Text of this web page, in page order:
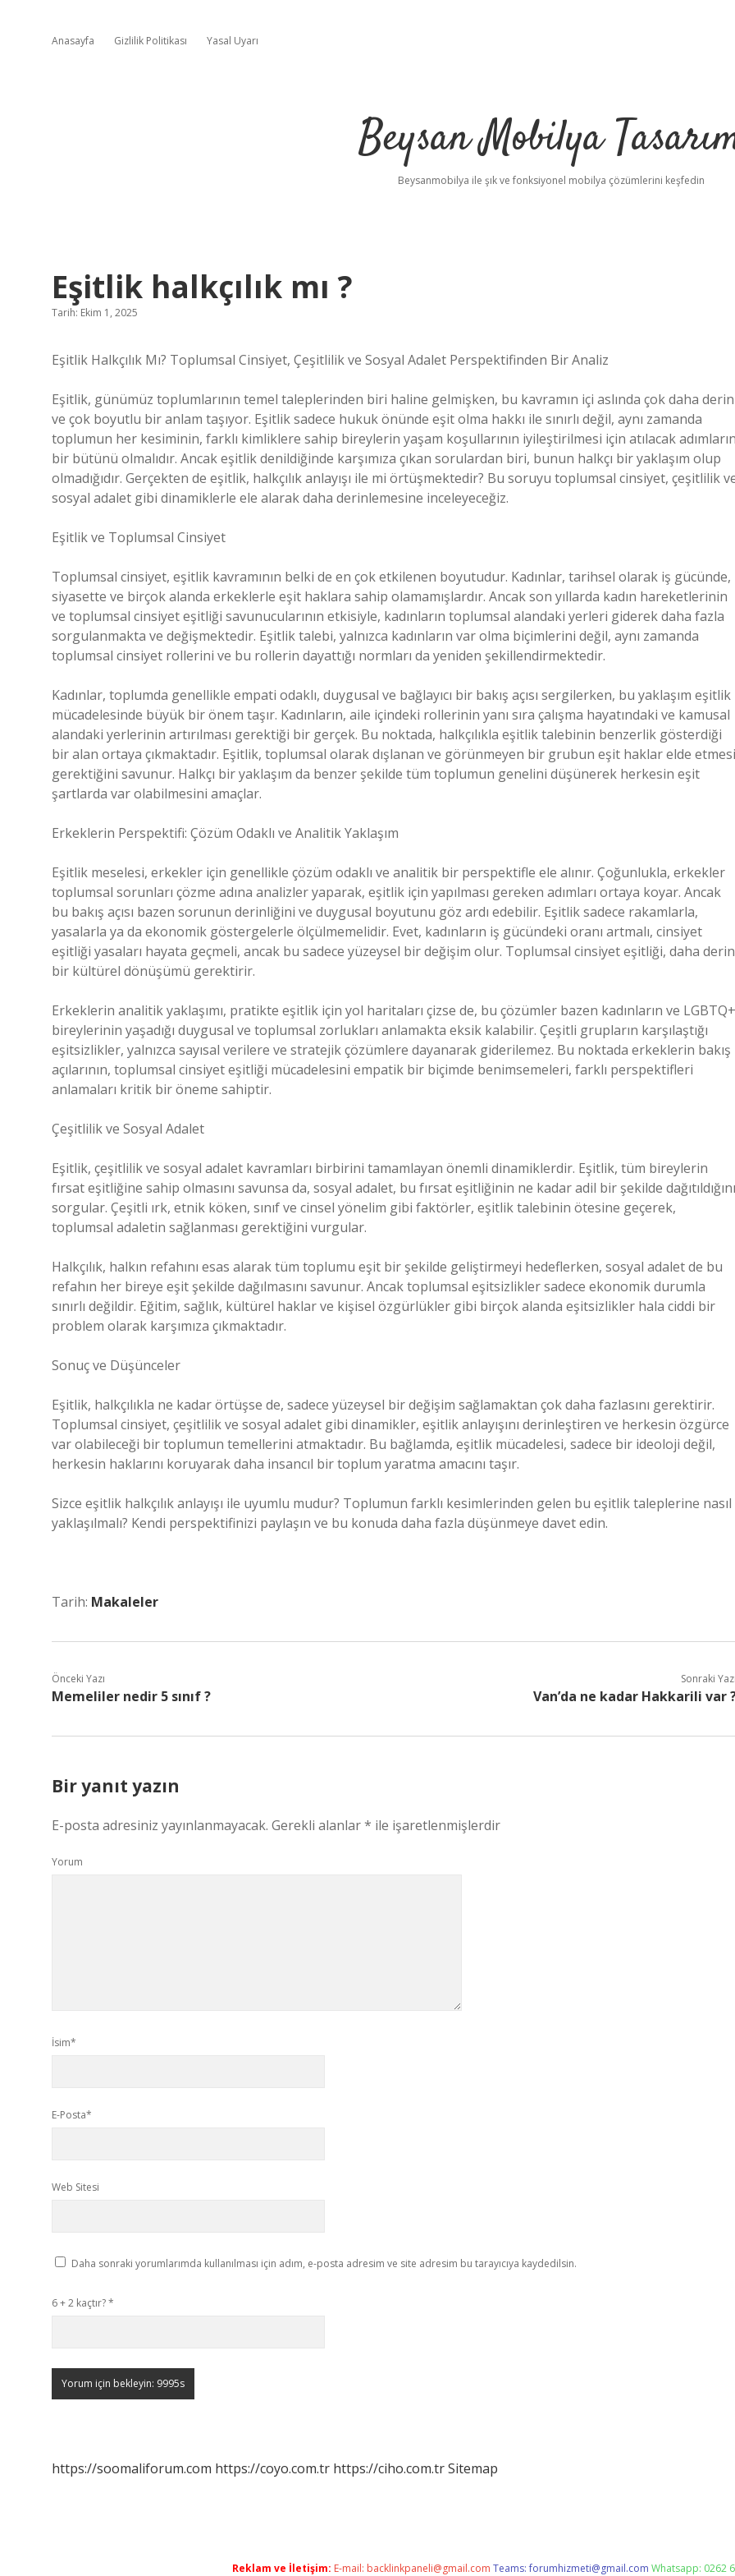
Anasayfa Gizlilik Politikası Yasal Uyarı
Beysan Mobilya
Beysanmobilya ile şık ve fonksiyonel mobilya çözümlerini keşfedin
Eşitlik halkçılık mı ?
Tarih: Ekim 1, 2025
Eşitlik Halkçılık Mı? Toplumsal Cinsiyet, Çeşitlilik ve Sosyal Adalet Perspektifinden Bir Analiz
Eşitlik, günümüz toplumlarının temel taleplerinden biri haline gelmişken, bu kavramın içi aslında çok daha derin
ve çok boyutlu bir anlam taşıyor. Eşitlik sadece hukuk önünde eşit olma hakkı ile sınırlı değil, aynı zamanda
toplumun her kesiminin, farklı kimliklere sahip bireylerin yaşam koşullarının iyileştirilmesi için atılacak
bir bütünü olmalıdır. Ancak eşitlik denildiğinde karşımıza çıkan sorulardan biri, bunun halkçı bir yaklaşım olup
olmadığıdır. Gerçekten de eşitlik, halkçılık anlayışı ile mi örtüşmektedir? Bu soruyu toplumsal cinsiyet, çeşitlilik
sosyal adalet gibi dinamiklerle ele alarak daha derinlemesine inceleyeceğiz.
Eşitlik ve Toplumsal Cinsiyet
Toplumsal cinsiyet, eşitlik kavramının belki de en çok etkilenen boyutudur. Kadınlar, tarihsel olarak iş gücünde,
siyasette ve birçok alanda erkeklerle eşit haklara sahip olamamışlardır. Ancak son yıllarda kadın hareketlerinin
ve toplumsal cinsiyet eşitliği savunucularının etkisiyle, kadınların toplumsal alandaki yerleri giderek daha fazla
sorgulanmakta ve değişmektedir. Eşitlik talebi, yalnızca kadınların var olma biçimlerini değil, aynı zamanda
toplumsal cinsiyet rollerini ve bu rollerin dayattığı normları da yeniden şekillendirmektedir.
Kadınlar, toplumda genellikle empati odaklı, duygusal ve bağlayıcı bir bakış açısı sergilerken, bu yaklaşım eşitlik
mücadelesinde büyük bir önem taşır. Kadınların, aile içindeki rollerinin yanı sıra çalışma hayatındaki ve kamusal
alandaki yerlerinin artırılması gerektiği bir gerçek. Bu noktada, halkçılıkla eşitlik talebinin benzerlik gösterdiği
bir alan ortaya çıkmaktadır. Eşitlik, toplumsal olarak dışlanan ve görünmeyen bir grubun eşit haklar elde etmesi
gerektiğini savunur. Halkçı bir yaklaşım da benzer şekilde tüm toplumun genelini düşünerek herkesin eşit
şartlarda var olabilmesini amaçlar.
Erkeklerin Perspektifi: Çözüm Odaklı ve Analitik Yaklaşım
Eşitlik meselesi, erkekler için genellikle çözüm odaklı ve analitik bir perspektifle ele alınır. Çoğunlukla, erkekler
toplumsal sorunları çözme adına analizler yaparak, eşitlik için yapılması gereken adımları ortaya koyar. Ancak
bu bakış açısı bazen sorunun derinliğini ve duygusal boyutunu göz ardı edebilir. Eşitlik sadece rakamlarla,
yasalarla ya da ekonomik göstergelerle ölçülmemelidir. Evet, kadınların iş gücündeki oranı artmalı, cinsiyet
eşitliği yasaları hayata geçmeli, ancak bu sadece yüzeysel bir değişim olur. Toplumsal cinsiyet eşitliği, daha derin
bir kültürel dönüşümü gerektirir.
Erkeklerin analitik yaklaşımı, pratikte eşitlik için yol haritaları çizse de, bu çözümler bazen kadınların ve LGBTQ+
bireylerinin yaşadığı duygusal ve toplumsal zorlukları anlamakta eksik kalabilir. Çeşitli grupların karşılaştığı
eşitsizlikler, yalnızca sayısal verilere ve stratejik çözümlere dayanarak giderilemez. Bu noktada erkeklerin bakış
açılarının, toplumsal cinsiyet eşitliği mücadelesini empatik bir biçimde benimsemeleri, farklı perspektifleri
anlamaları kritik bir öneme sahiptir.
Çeşitlilik ve Sosyal Adalet
Eşitlik, çeşitlilik ve sosyal adalet kavramları birbirini tamamlayan önemli dinamiklerdir. Eşitlik, tüm bireylerin
fırsat eşitliğine sahip olmasını savunsa da, sosyal adalet, bu fırsat eşitliğinin ne kadar adil bir şekilde dağıtıldığını
sorgular. Çeşitli ırk, etnik köken, sınıf ve cinsel yönelim gibi faktörler, eşitlik talebinin ötesine geçerek,
toplumsal adaletin sağlanması gerektiğini vurgular.
Halkçılık, halkın refahını esas alarak tüm toplumu eşit bir şekilde geliştirmeyi hedeflerken, sosyal adalet de bu
refahın her bireye eşit şekilde dağılmasını savunur. Ancak toplumsal eşitsizlikler sadece ekonomik durumla
sınırlı değildir. Eğitim, sağlık, kültürel haklar ve kişisel özgürlükler gibi birçok alanda eşitsizlikler hala ciddi bir
problem olarak karşımıza çıkmaktadır.
Sonuç ve Düşünceler
Eşitlik, halkçılıkla ne kadar örtüşse de, sadece yüzeysel bir değişim sağlamaktan çok daha fazlasını gerektirir.
Toplumsal cinsiyet, çeşitlilik ve sosyal adalet gibi dinamikler, eşitlik anlayışını derinleştiren ve herkesin özgürce
var olabileceği bir toplumun temellerini atmaktadır. Bu bağlamda, eşitlik mücadelesi, sadece bir ideoloji değil,
herkesin haklarını koruyarak daha insancıl bir toplum yaratma amacını taşır.
Sizce eşitlik halkçılık anlayışı ile uyumlu mudur? Toplumun farklı kesimlerinden gelen bu eşitlik taleplerine nasıl
yaklaşılmalı? Kendi perspektifinizi paylaşın ve bu konuda daha fazla düşünmeye davet edin.
Tarih: Makaleler
Önceki Yazı
Memeliler nedir 5 sınıf ?
Sonraki
Van’da ne kadar Hakkarili var
Bir yanıt yazın
E-posta adresiniz yayınlanmayacak. Gerekli alanlar* ile işaretlenmişlerdir
Yorum
İsim*
E-Posta*
Web Sitesi
Daha sonraki yorumlarımda kullanılması için adım, e-posta adresim ve site adresim bu tarayıcıya kaydedilsin.
6 + 2 kaçtır?*
https://soomaliforum.com https://coyo.com.tr https://ciho.com.trSitemap
Reklam ve İletişim: E-mail: backlinkpaneli@gmail.com Teams:forumhizmeti@gmail.com Whatsapp: 0262